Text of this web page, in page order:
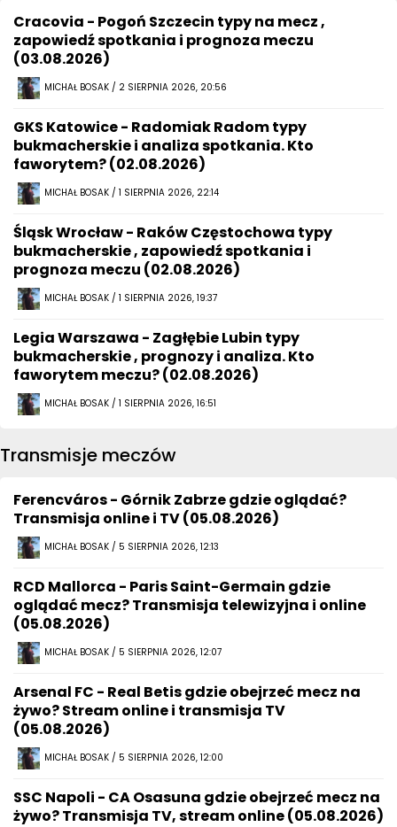
Cracovia - Pogoń Szczecin typy na mecz ,
zapowiedź spotkania i prognoza meczu
(03.08.2026)
MICHAŁ BOSAK / 2 SIERPNIA 2026, 20:56
GKS Katowice - Radomiak Radom typy
bukmacherskie i analiza spotkania. Kto
faworytem? (02.08.2026)
MICHAŁ BOSAK / 1 SIERPNIA 2026, 22:14
Śląsk Wrocław - Raków Częstochowa typy
bukmacherskie , zapowiedź spotkania i
prognoza meczu (02.08.2026)
MICHAŁ BOSAK / 1 SIERPNIA 2026, 19:37
Legia Warszawa - Zagłębie Lubin typy
bukmacherskie , prognozy i analiza. Kto
faworytem meczu? (02.08.2026)
MICHAŁ BOSAK / 1 SIERPNIA 2026, 16:51
Transmisje meczów
Ferencváros - Górnik Zabrze gdzie oglądać?
Transmisja online i TV (05.08.2026)
MICHAŁ BOSAK / 5 SIERPNIA 2026, 12:13
RCD Mallorca - Paris Saint-Germain gdzie
oglądać mecz? Transmisja telewizyjna i online
(05.08.2026)
MICHAŁ BOSAK / 5 SIERPNIA 2026, 12:07
Arsenal FC - Real Betis gdzie obejrzeć mecz na
żywo? Stream online i transmisja TV
(05.08.2026)
MICHAŁ BOSAK / 5 SIERPNIA 2026, 12:00
SSC Napoli - CA Osasuna gdzie obejrzeć mecz na
żywo? Transmisja TV, stream online (05.08.2026)